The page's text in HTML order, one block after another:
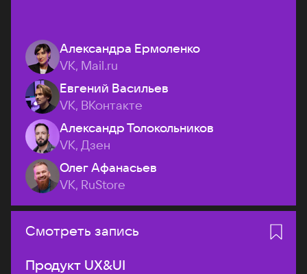
Александра Ермоленко
VK, Mail.ru
Евгений Васильев
VK, ВКонтакте
Александр Толокольников
VK, Дзен
Олег Афанасьев
VK, RuStore
Смотреть запись
Продукт UX&UI